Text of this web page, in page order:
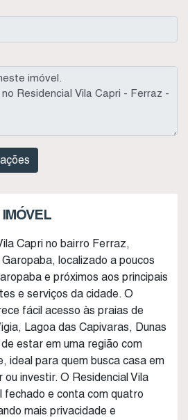
Capri no bairro Ferraz,
localizado a poucos
e próximos aos principais
e serviços da cidade. O
fácil acesso às praias de
Lagoa das Capivaras, Dunas
estar em uma região com
ideal para quem busca casa em
investir. O Residencial Vila
fechado e conta com quatro
mais privacidade e